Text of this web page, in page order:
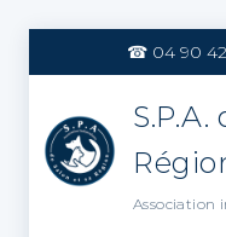
contenu
☎ 04 90
Association